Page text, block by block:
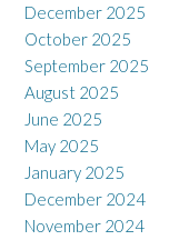
December 2025
October 2025
September 2025
August 2025
June 2025
May 2025
January 2025
December 2024
November 2024